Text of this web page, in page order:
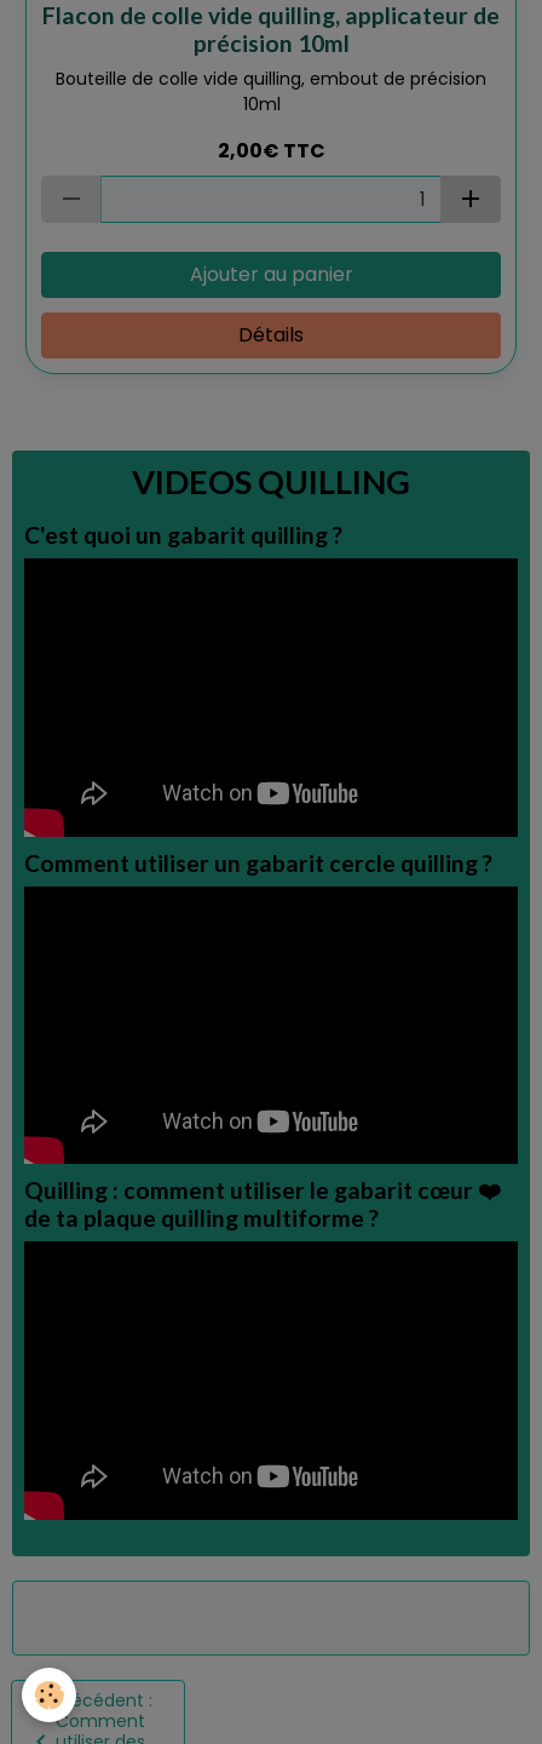
Flacon de colle vide quilling, applicateur de
précision 10ml
Bouteille de colle vide quilling, embout de précision
10ml
2,00€ TTC
Ajouter au panier
Détails
VIDEOS QUILLING
C'est quoi un gabarit quilling ?
Comment utiliser un gabarit cercle quilling ?
Quilling : comment utiliser le gabarit cœur ❤️
de ta plaque quilling multiforme ?
Précédent :
Comment